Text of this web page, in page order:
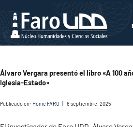
Quiénes
somos
Académicos
Álvaro Vergara presentó el libro «A 100
Iglesia-Estado»
Publicado en: Home FARO 6 septiembre, 2025